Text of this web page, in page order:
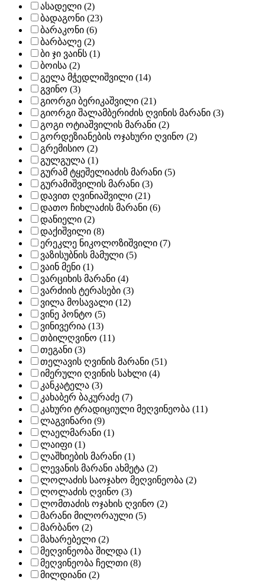
ასადელი (2)
ბადაგონი (23)
ბარაკონი (6)
ბარბალე (2)
ბი ჯი ვაინს (1)
ბოისა (2)
გელა მჭედლიშვილი (14)
გვინო (3)
გიორგი ბერიკაშვილი (21)
გიორგი შალამბერიძის ღვინის მარანი (3)
გოგი ოტიაშვილის მარანი (2)
გორდეზიანების ოჯახური ღვინო (2)
გრემისიო (2)
გულგულა (1)
გურამ ტყეშელიაძის მარანი (5)
გურამიშვილის მარანი (3)
დავით ღვინიაშვილი (21)
დათო ჩიხლაძის მარანი (6)
დანიელი (2)
დაქიშვილი (8)
ერეკლე ნიკოლოზიშვილი (7)
ვაზისუბნის მამული (5)
ვაინ მენი (1)
ვარციხის მარანი (4)
ვარძიის ტერასები (3)
ვილა მოსავალი (12)
ვინე პონტო (5)
ვინივერია (13)
თბილღვინო (11)
თეგანი (3)
თელავის ღვინის მარანი (51)
იმერული ღვინის სახლი (4)
კანკატელა (3)
კახაბერ ბაკურაძე (7)
კახური ტრადიციული მეღვინეობა (11)
ლაგვინარი (9)
ლაელმარანი (1)
ლაიფი (1)
ლაშხიების მარანი (1)
ლევანის მარანი ახმეტა (2)
ლოლაძის საოჯახო მეღვინეობა (2)
ლოლაძის ღვინო (3)
ლომთაძის ოჯახის ღვინო (2)
მარანი მილორაული (5)
მარბანო (2)
მახარებელი (2)
მეღვინეობა შილდა (1)
მეღვინეობა ჩელთი (8)
მილდიანი (2)